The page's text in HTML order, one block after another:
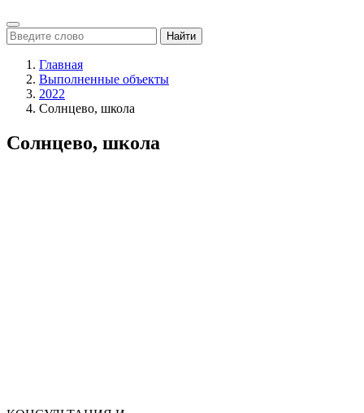
Найти
Главная
Выполненные объекты
2022
Солнцево, школа
Солнцево, школа